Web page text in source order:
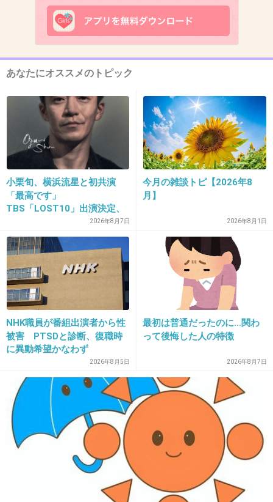
やっぱり一番は鍋でしょ、あとグラタンかな。
メルティキッス
+19 -2
12. 匿名2012/11/22(木) 23:47:56
豚汁、忘れないで。
+22
13. 匿名2012/11/22(木) 23:58:20
あつあつのおでんにビール。
+12
14. 匿名 2012/11/23(金) 00:01:04
肉まんが食べたくなります。
+22
あなたにオススメのトピック
小栗旬、横浜流星と初共演
「最高です」
TBS「LOST10」出演決定、
民放ドラマのレギュラー5年
ぶり
2026年8月7日
今月の雑談トピ【2026年8
月】
2026年8月1日
NHK職員が番組出演者から性
被害 PTSDと診断、復職時
に異動希望かなわず
2026年8月5日
最初は普通だったのに…関わ
って後悔した人の特徴
2026年8月7日